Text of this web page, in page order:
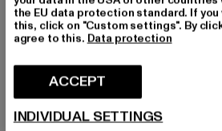
ANOTHER COTTON LAB
Signature
EUR 83,59
Derzeitiger Preis: EUR 83,59
EUR 94,99
the EU data protection standard. If
this, click on "Custom settings". By
agree to this. Data protection
ACCEPT
INDIVIDUAL SETTINGS